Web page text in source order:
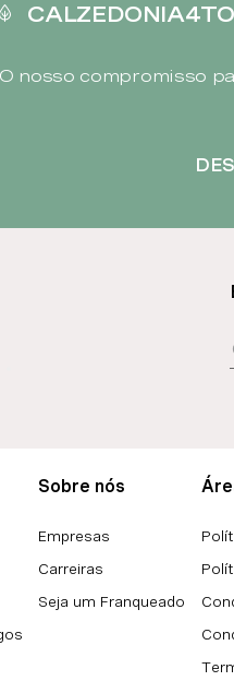
O nosso compromisso
Sobre nós
Empresas
Carreiras
Seja um Franqueado